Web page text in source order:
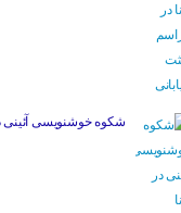
شکوه خوشنویسی آئینی